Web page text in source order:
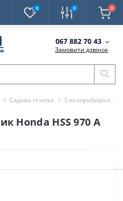
0 0 0
067 882 70 43
Замовити дзвінок
Садова техніка Снігоприбирачі
Honda HSS 970 A